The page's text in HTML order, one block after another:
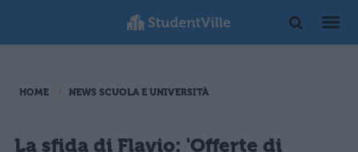
HOME NEWS SCUOLA E UNIVERSITÀ
La sfida di Flavio: 'Offerte di